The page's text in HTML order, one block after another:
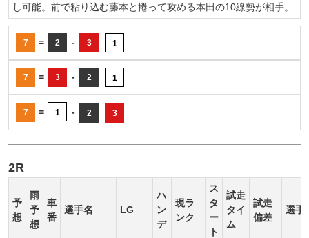
し可能。前で粘り込む藤本と捲って攻める本田の10線勢が相手。
7 = 2 - 3 1
7 = 3 - 2 1
7 = 1 - 2 3
2R
予
想
雨
予
想
車
番
選手名 LG
ハ
ン
デ
現ラ
ンク
ス
タ
ー
ト
試走
タイ
ム
試走
偏差
選手